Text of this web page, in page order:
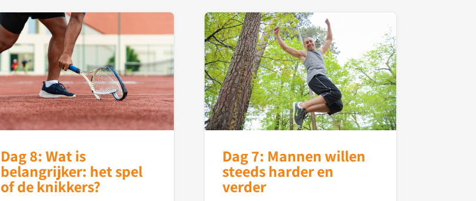
Dag 8: Wat is
belangrijker: het spel
of de knikkers?
Dag 7: Mannen willen
steeds harder en
verder